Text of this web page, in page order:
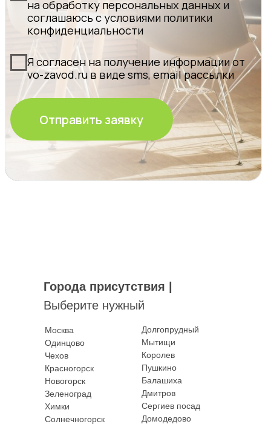
Города присутствия |
Выберите нужный
Москва
Одинцово
Чехов
Красногорск
Новогорск
Зеленоград
Химки
Солнечногорск
Долгопрудный
Мытищи
Королев
Пушкино
Балашиха
Дмитров
Сергиев посад
Домодедово
Шоурум
Москва
+7(495) 291-70-63
Отдел продаж
Товары и услуги для вашего дома с
профессиональной установкой от Oknapeople